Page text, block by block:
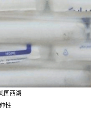
国西湖
性